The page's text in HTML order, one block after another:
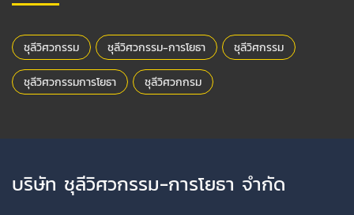
ชุลีวิศวกรรม ชุลีวิศวกรรม-การโยธา ชุลีวิศกรรม
ชุลีวิศวกรรมการโยธา ชุลีวิศวกกรม
บริษัท ชุลีวิศวกรรม-การโยธา จำกัด